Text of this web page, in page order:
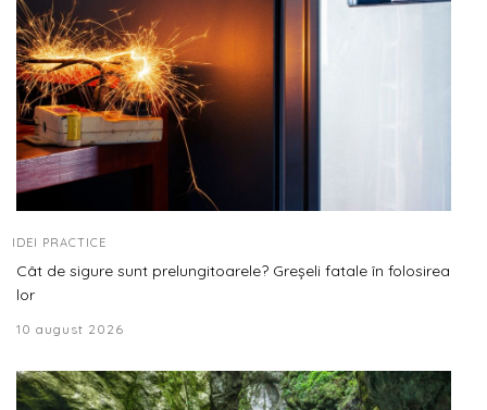
IDEI PRACTICE
Cât de sigure sunt prelungitoarele? Greșeli fatale în folosirea
lor
10 august 2026